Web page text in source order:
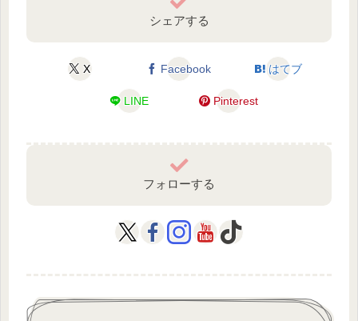
シェアする
X Facebook はてブ
LINE Pinterest
フォローする